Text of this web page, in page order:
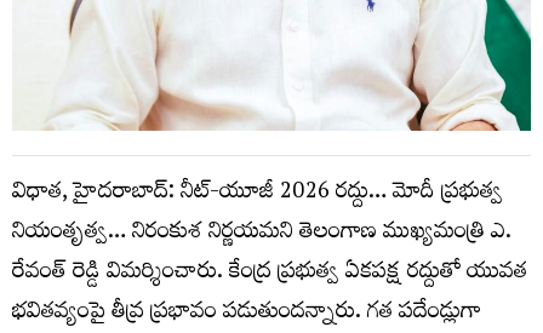
విధాత, హైదరాబాద్: నీట్-యూజీ 2026 రద్దు… మోదీ ప్రభుత్వ
నియంతృత్వ… నిరంకుశ‌ నిర్ణయమ‌ని తెలంగాణ ముఖ్య‌మంత్రి ఎ.
రేవంత్ రెడ్డి విమ‌ర్శించారు. కేంద్ర ప్ర‌భుత్వ ఏక‌ప‌క్ష ర‌ద్దుతో యువత
భవితవ్యంపై తీవ్ర‌ ప్రభావం ప‌డుతుంద‌న్నారు. గ‌త ప‌దేండ్లుగా